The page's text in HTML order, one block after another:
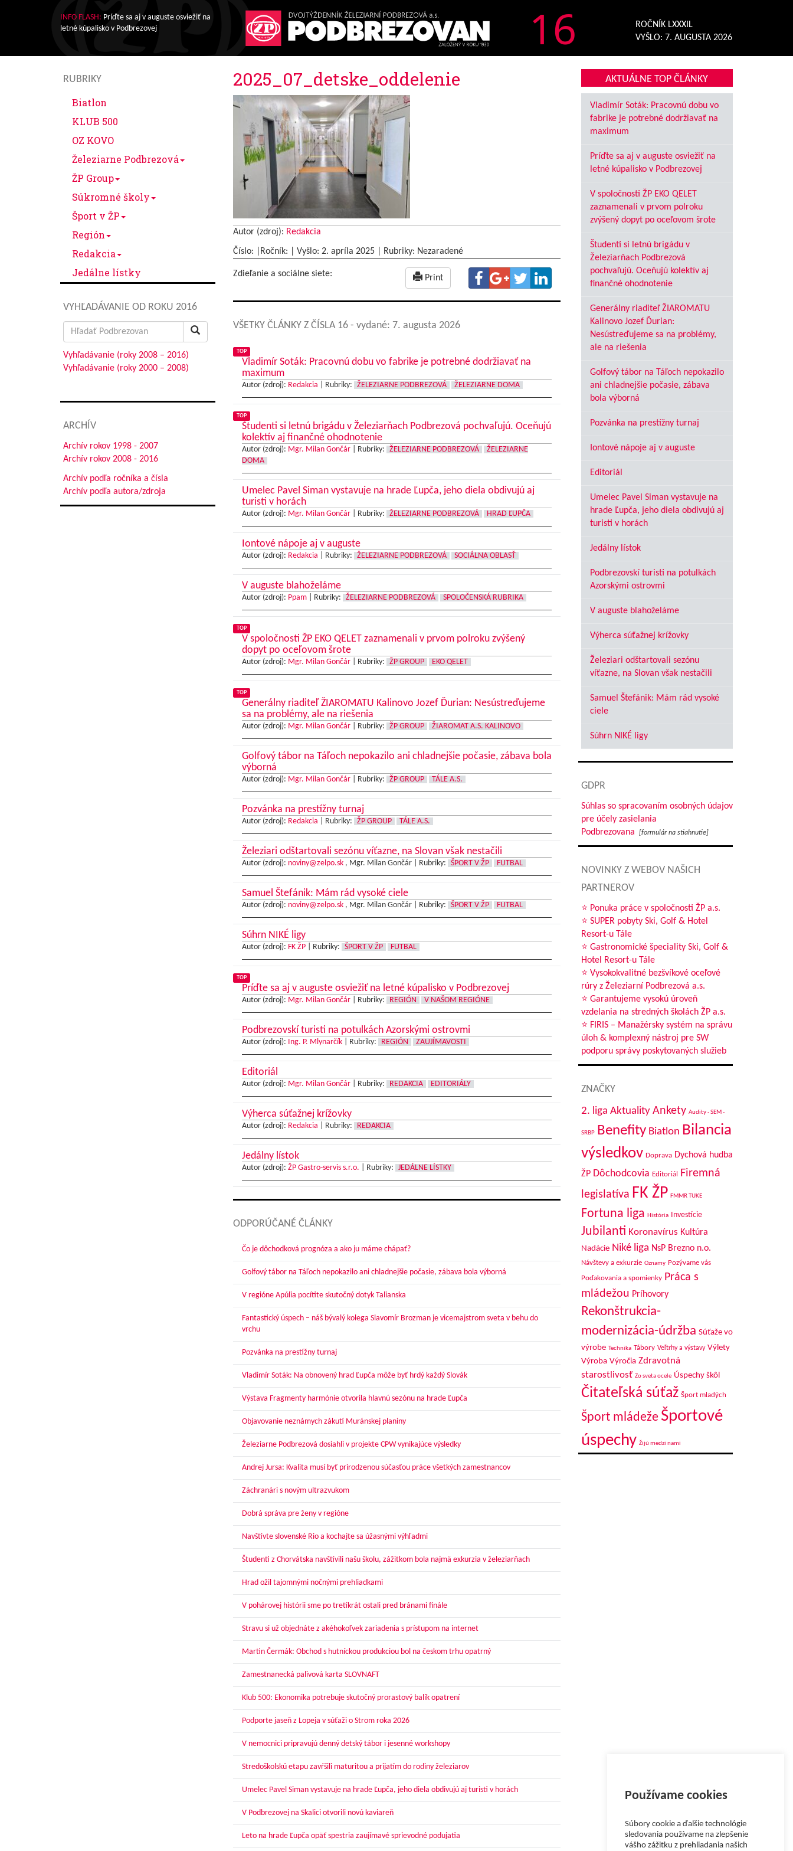
INFO FLASH: Príďte sa aj v auguste osviežiť na
letné kúpalisko v Podbrezovej
16
ROČNÍK LXXXIL
VYŠLO: 7. AUGUSTA 2026
RUBRIKY
Biatlon
KLUB 500
OZ KOVO
Železiarne Podbrezová
ŽP Group
Súkromné školy
Šport v ŽP
Región
Redakcia
Jedálne lístky
VYHĽADÁVANIE OD ROKU 2016
Search
for:
Vyhľadávanie (roky 2008 – 2016)
Vyhľadávanie (roky 2000 – 2008)
ARCHÍV
Archív rokov 1998 - 2007
Archív rokov 2008 - 2016
Archív podľa ročníka a čísla
Archív podľa autora/zdroja
2025_07_detske_oddelenie
Autor (zdroj): Redakcia
Číslo: |Ročník: | Vyšlo: 2. apríla 2025| Rubriky: Nezaradené
Zdieľanie a sociálne siete: Print
VŠETKY ČLÁNKY Z ČÍSLA 16 - vydané: 7. augusta 2026
TOP
Vladimír Soták: Pracovnú dobu vo fabrike je potrebné dodržiavať na
maximum
Autor (zdroj): Redakcia Rubriky: ŽELEZIARNE PODBREZOVÁ ŽELEZIARNE DOMA
TOP
Študenti si letnú brigádu v Železiarňach Podbrezová pochvaľujú. Oceňujú
kolektív aj finančné ohodnotenie
Autor (zdroj): Mgr. Milan Gončár| Rubriky: ŽELEZIARNE PODBREZOVÁ
ŽELEZIARNE
DOMA
Umelec Pavel Siman vystavuje na hrade Ľupča, jeho diela obdivujú aj
turisti v horách
Autor (zdroj): Mgr. Milan Gončár| Rubriky: ŽELEZIARNE PODBREZOVÁ HRAD ĽUPČA
Iontové nápoje aj v auguste
Autor (zdroj): Redakcia Rubriky: ŽELEZIARNE PODBREZOVÁ SOCIÁLNA OBLASŤ
V auguste blahoželáme
Autor (zdroj): Ppam| Rubriky: ŽELEZIARNE PODBREZOVÁ SPOLOČENSKÁ RUBRIKA
TOP
V spoločnosti ŽP EKO QELET zaznamenali v prvom polroku zvýšený
dopyt po oceľovom šrote
Autor (zdroj): Mgr. Milan Gončár| Rubriky: ŽP GROUP EKO QELET
TOP
Generálny riaditeľ ŽIAROMATU Kalinovo Jozef Ďurian: Nesústreďujeme
sa na problémy, ale na riešenia
Autor (zdroj): Mgr. Milan Gončár| Rubriky: ŽP GROUP ŽIAROMAT A.S. KALINOVO
Golfový tábor na Táľoch nepokazilo ani chladnejšie počasie, zábava bola
výborná
Autor (zdroj): Mgr. Milan Gončár| Rubriky: ŽP GROUP TÁLE A.S.
Pozvánka na prestížny turnaj
Autor (zdroj): Redakcia Rubriky: ŽP GROUP TÁLE A.S.
Železiari odštartovali sezónu víťazne, na Slovan však nestačili
Autor (zdroj): noviny@zelpo.sk, Mgr. Milan Gončár | Rubriky: ŠPORT V ŽP FUTBAL
Samuel Štefánik: Mám rád vysoké ciele
Autor (zdroj): noviny@zelpo.sk, Mgr. Milan Gončár | Rubriky: ŠPORT V ŽP FUTBAL
Súhrn NIKÉ ligy
Autor (zdroj): FK ŽP| Rubriky: ŠPORT V ŽP FUTBAL
TOP
Príďte sa aj v auguste osviežiť na letné kúpalisko v Podbrezovej
Autor (zdroj): Mgr. Milan Gončár| Rubriky: REGIÓN V NAŠOM REGIÓNE
Podbrezovskí turisti na potulkách Azorskými ostrovmi
Autor (zdroj): Ing. P. Mlynarčík| Rubriky: REGIÓN ZAUJÍMAVOSTI
Editoriál
Autor (zdroj): Mgr. Milan Gončár| Rubriky: REDAKCIA EDITORIÁLY
Výherca súťažnej krížovky
Autor (zdroj): Redakcia Rubriky: REDAKCIA
Jedálny lístok
Autor (zdroj): ŽP Gastro-servis s.r.o. Rubriky: JEDÁLNE LÍSTKY
ODPORÚČANÉ ČLÁNKY
Čo je dôchodková prognóza a ako ju máme chápať?
Golfový tábor na Táľoch nepokazilo ani chladnejšie počasie, zábava bola výborná
V regióne Apúlia pocítite skutočný dotyk Talianska
Fantastický úspech – náš bývalý kolega Slavomír Brozman je vicemajstrom sveta v behu do
vrchu
Pozvánka na prestížny turnaj
Vladimír Soták: Na obnovený hrad Ľupča môže byť hrdý každý Slovák
Výstava Fragmenty harmónie otvorila hlavnú sezónu na hrade Ľupča
Objavovanie neznámych zákutí Muránskej planiny
Železiarne Podbrezová dosiahli v projekte CPW vynikajúce výsledky
Andrej Jursa: Kvalita musí byť prirodzenou súčasťou práce všetkých zamestnancov
Záchranári s novým ultrazvukom
Dobrá správa pre ženy v regióne
Navštívte slovenské Rio a kochajte sa úžasnými výhľadmi
Študenti z Chorvátska navštívili našu školu, zážitkom bola najmä exkurzia v železiarňach
Hrad ožil tajomnými nočnými prehliadkami
V pohárovej histórii sme po tretíkrát ostali pred bránami finále
Stravu si už objednáte z akéhokoľvek zariadenia s prístupom na internet
Martin Čermák: Obchod s hutníckou produkciou bol na českom trhu opatrný
Zamestnanecká palivová karta SLOVNAFT
Klub 500: Ekonomika potrebuje skutočný prorastový balík opatrení
Podporte jaseň z Lopeja v súťaži o Strom roka 2026
V nemocnici pripravujú denný detský tábor i jesenné workshopy
Stredoškolskú etapu zavŕšili maturitou a prijatím do rodiny železiarov
Umelec Pavel Siman vystavuje na hrade Ľupča, jeho diela obdivujú aj turisti v horách
V Podbrezovej na Skalici otvorili novú kaviareň
Leto na hrade Ľupča opäť spestria zaujímavé sprievodné podujatia
AKTUÁLNE TOP ČLÁNKY
Vladimír Soták: Pracovnú dobu vo
fabrike je potrebné dodržiavať na
maximum
Príďte sa aj v auguste osviežiť na
letné kúpalisko v Podbrezovej
V spoločnosti ŽP EKO QELET
zaznamenali v prvom polroku
zvýšený dopyt po oceľovom šrote
Študenti si letnú brigádu v
Železiarňach Podbrezová
pochvaľujú. Oceňujú kolektív aj
finančné ohodnotenie
Generálny riaditeľ ŽIAROMATU
Kalinovo Jozef Ďurian:
Nesústreďujeme sa na problémy,
ale na riešenia
Golfový tábor na Táľoch nepokazilo
ani chladnejšie počasie, zábava
bola výborná
Pozvánka na prestížny turnaj
Iontové nápoje aj v auguste
Editoriál
Umelec Pavel Siman vystavuje na
hrade Ľupča, jeho diela obdivujú aj
turisti v horách
Jedálny lístok
Podbrezovskí turisti na potulkách
Azorskými ostrovmi
V auguste blahoželáme
Výherca súťažnej krížovky
Železiari odštartovali sezónu
víťazne, na Slovan však nestačili
Samuel Štefánik: Mám rád vysoké
ciele
Súhrn NIKÉ ligy
GDPR
Súhlas so spracovaním osobných údajov
pre účely zasielania
Podbrezovana
[formulár na stiahnutie]
NOVINKY Z WEBOV NAŠICH
PARTNEROV
⭐ Ponuka práce v spoločnosti ŽP a.s.
⭐ SUPER pobyty Ski, Golf & Hotel
Resort-u Tále
⭐ Gastronomické špeciality Ski, Golf &
Hotel Resort-u Tále
⭐ Vysokokvalitné bezšvíkové oceľové
rúry z Železiarní Podbrezová a.s.
⭐ Garantujeme vysokú úroveň
vzdelania na stredných školách ŽP a.s.
⭐ FIRIS – Manažérsky systém na správu
úloh & komplexný nástroj pre SW
podporu správy poskytovaných služieb
ZNAČKY
2. liga Aktuality Ankety Audity - SEM -
SRBP Benefity Biatlon Bilancia
výsledkov Doprava Dychová hudba
ŽP Dôchodcovia Editoriál
Firemná
legislatíva FK ŽP FMMR TUKE
Fortuna liga História Investície
Jubilanti Koronavírus Kultúra
Nadácie Niké liga NsP Brezno n.o.
Návštevy a exkurzie Oznamy Pozývame vás
Poďakovania a spomienky Práca s
mládežou Príhovory
Rekonštrukcia-
modernizácia-údržba Súťaže vo
výrobe Technika Tábory Veľtrhy a výstavy Výlety
Výroba Výročia Zdravotná
starostlivosť Zo sveta ocele Úspechy škôl
Čitateľská súťaž Šport mladých
Šport mládeže Športové
úspechy Žijú medzi nami
Používame cookies
Súbory cookie a ďalšie technológie
sledovania používame na zlepšenie
vášho zážitku z prehliadania našich